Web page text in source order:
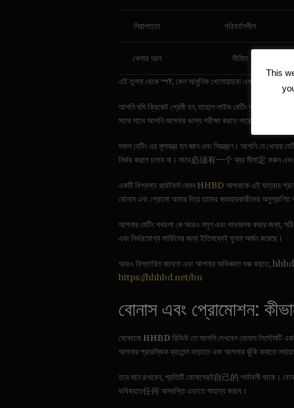
নিরাপত্তা পরিবর্তনশীল
খেলার ধরন সীমিত
এই তুলনা থেকে স্পষ্ট, কেন আধুনিক খেলোয়াড়রা এখন এর
আপনি যদি ক্রিকেট প্রেমী হন, তাহলে লাইভ বেটিং আপনার জন্য
সাথে সাথে আপনি আপনার ভাগ্য পরীক্ষা করতে পারেন। একটি ভাল
সফল বেটিং এর মূলমন্ত্র হল জ্ঞান এবং নিয়ন্ত্রণ। আপনি যে খেলায়
নির্ভর করলে চলবে না। সাথে必须有一个 ব্যয় সীমা定 করুন
একটি বিশ্বস্ত প্ল্যাটফর্ম যেমন HHBDআপনাকে এই যাত্রায়
বোনাস এবং প্রোমো অফার দিয়ে তাদের ব্যবহারকারীদের অনুপ্রাণিত
আপনার বেটিং পথচলা কে আরও মসৃণ এবং লাভজনক করার জন্য,
এবং নির্ভরযোগ্য সার্ভিসের জন্য ইতিমধ্যেই সুনাম অর্জন করেছে।
আরও বিস্তারিত জানতে এবং আপনার অভিজ্ঞতা শুরু করতে, hhbd
https://hhhbd.net/bn
বোনাস এবং প্রোমোশন:
যেকোনো HHBD রিভিউ তে আপনি দেখবেন বোনাস সিস্টেমটি
আপনার প্রারম্ভিক ব্যালেন্স বাড়াতে এবং আপনার ঝুঁকি কমাতে
তবে মনে রাখবেন, প্রতিটি বোনাসেরই自己的 শর্তাবলী থাকে।
ভবিষ্যতে任何 অস্বস্তি এড়াতে সাহায্য করবে।
This